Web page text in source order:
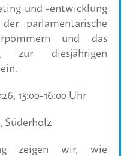
und -entwicklung
parlamentarische
und das
zur diesjährigen
13:00-16:00 Uhr
Süderholz
zeigen wir, wie